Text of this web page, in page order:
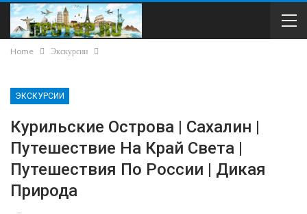
Home Экскурсии
ЭКСКУРСИИ
Курильские Острова | Сахалин |
Путешествие На Край Света |
Путешествия По России | Дикая
Природа